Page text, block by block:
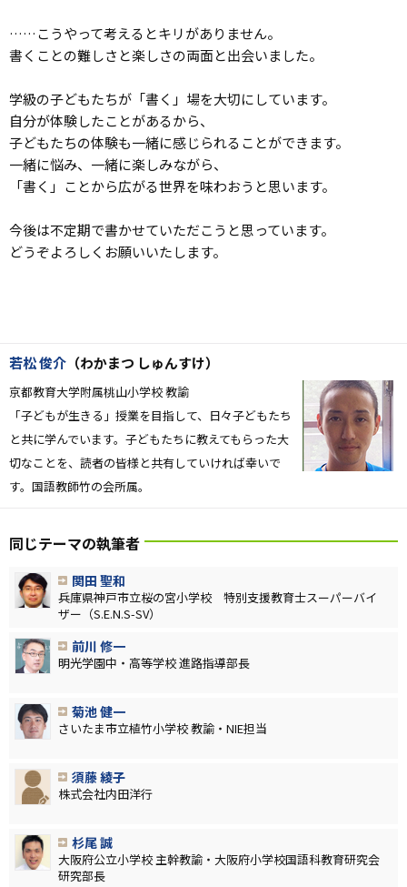
……こうやって考えるとキリがありません。
書くことの難しさと楽しさの両面と出会いました。
学級の子どもたちが「書く」場を大切にしています。
自分が体験したことがあるから、
子どもたちの体験も一緒に感じられることができます。
一緒に悩み、一緒に楽しみながら、
「書く」ことから広がる世界を味わおうと思います。
今後は不定期で書かせていただこうと思っています。
どうぞよろしくお願いいたします。
若松 俊介 （わかまつ しゅんすけ）
京都教育大学附属桃山小学校 教諭
「子どもが生きる」授業を目指して、日々子どもたち
と共に学んでいます。子どもたちに教えてもらった大
切なことを、読者の皆様と共有していければ幸いで
す。国語教師竹の会所属。
同じテーマの執筆者
関田 聖和
兵庫県神戸市立桜の宮小学校 特別支援教育士スーパーバイ
ザー（S.E.N.S-SV）
前川 修一
明光学園中・高等学校 進路指導部長
菊池 健一
さいたま市立植竹小学校 教諭・NIE担当
須藤 綾子
株式会社内田洋行
杉尾 誠
大阪府公立小学校 主幹教諭・大阪府小学校国語科教育研究会
研究部長